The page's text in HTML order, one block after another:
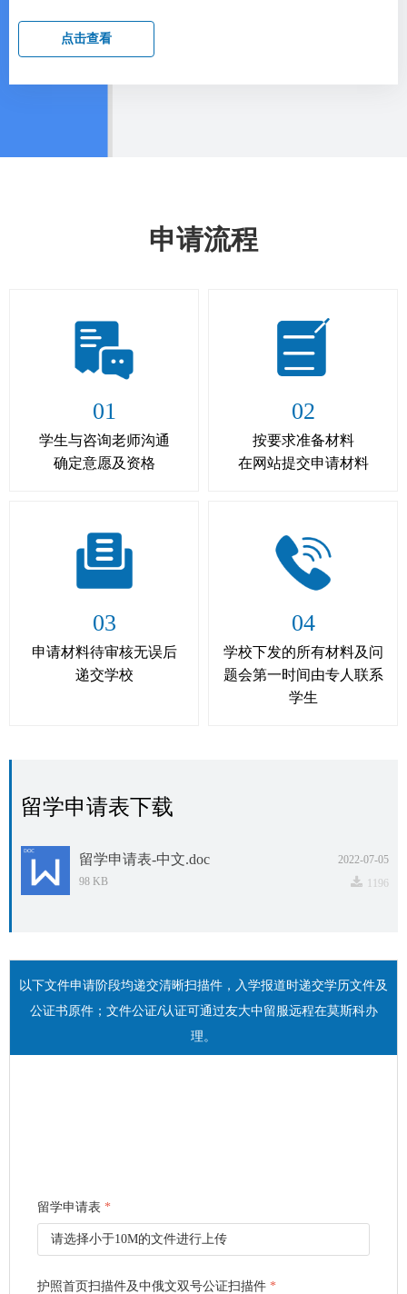
点击查看
申请流程
01
学生与咨询老师沟通
确定意愿及资格
04
学校下发的所有材料及问
题会第一时间由专人联系
学生
02
按要求准备材料
在网站提交申请材料
03
申请材料待审核无误后
递交学校
留学申请表下载
2022-07-05
留学申请表-中文.doc
끂 1196
98 KB
以下文件申请阶段均递交清晰扫描件，入学报道时递交学历文件及
公证书原件；文件公证/认证可通过友大中留服远程在莫斯科办
理。
留学申请表 *
请选择小于10M的文件进行上传
护照首页扫描件及中俄文双号公证扫描件 *